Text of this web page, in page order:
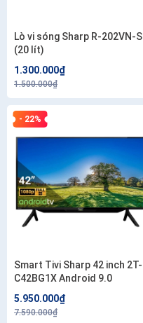
Lò vi sóng Sharp R-202VN-S
(20 lít)
1.300.000₫
1.500.000₫
- 22%
Smart Tivi Sharp 42 inch 2T-
C42BG1X Android 9.0
5.950.000₫
7.590.000₫